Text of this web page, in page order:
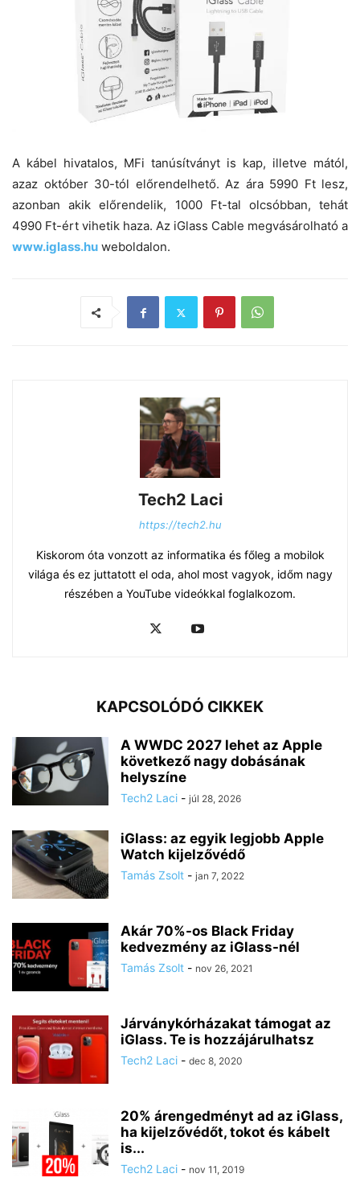
A kábel hivatalos, MFi tanúsítványt is kap, illetve mától,
azaz október 30-tól előrendelhető. Az ára 5990 Ft lesz,
azonban akik előrendelik, 1000 Ft-tal olcsóbban, tehát
4990 Ft-ért vihetik haza. Az iGlass Cable megvásárolható a
www.iglass.hu weboldalon.
Tech2 Laci
https://tech2.hu
Kiskorom óta vonzott az informatika és főleg a mobilok
világa és ez juttatott el oda, ahol most vagyok, időm nagy
részében a YouTube videókkal foglalkozom.
KAPCSOLÓDÓ CIKKEK
A WWDC 2027 lehet az Apple
következő nagy dobásának
helyszíne
Tech2 Laci - júl 28, 2026
iGlass: az egyik legjobb Apple
Watch kijelzővédő
Tamás Zsolt - jan 7, 2022
Akár 70%-os Black Friday
kedvezmény az iGlass-nél
Tamás Zsolt - nov 26, 2021
Járványkórházakat támogat az
iGlass. Te is hozzájárulhatsz
Tech2 Laci - dec 8, 2020
20% árengedményt ad az iGlass,
ha kijelzővédőt, tokot és kábelt
is...
Tech2 Laci - nov 11, 2019